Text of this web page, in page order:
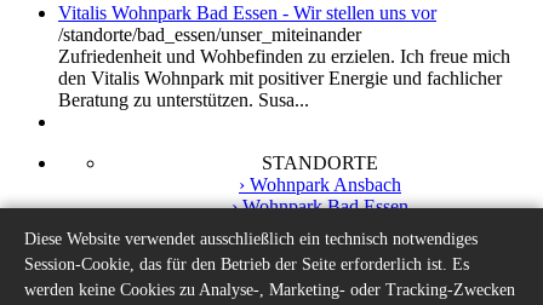
Vitalis Wohnpark Bad Essen - Wir stellen uns vor
/standorte/bad_essen/unser_miteinander
Zufriedenheit und Wohbefinden zu erzielen. Ich freue mich
den Vitalis Wohnpark mit positiver Energie und fachlicher
Beratung zu unterstützen. Susa...
STANDORTE
› Wohnpark Ansbach
› Wohnpark Bad Essen
› Wohnpark Bad Windsheim
› Wohnpark Preußisch Oldendorf
› Tagestreff Preußisch Oldendorf
SERVICES
Diese Website verwendet ausschließlich ein technisch notwendiges
Session-Cookie, das für den Betrieb der Seite erforderlich ist. Es
werden keine Cookies zu Analyse-, Marketing- oder Tracking-Zwecken